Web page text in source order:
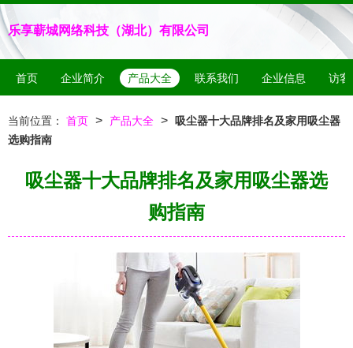
乐享蕲城网络科技（湖北）有限公司
首页 企业简介 产品大全 联系我们 企业信息 访客
当前位置： 首页 > 产品大全 >
吸尘器十大品牌排名及家用吸尘器
选购指南
吸尘器十大品牌排名及家用吸尘器选
购指南